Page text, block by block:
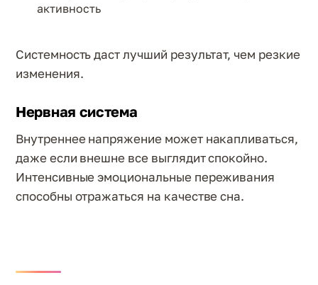
активность
Системность даст лучший результат, чем резкие
изменения.
Нервная система
Внутреннее напряжение может накапливаться,
даже если внешне все выглядит спокойно.
Интенсивные эмоциональные переживания
способны отражаться на качестве сна.